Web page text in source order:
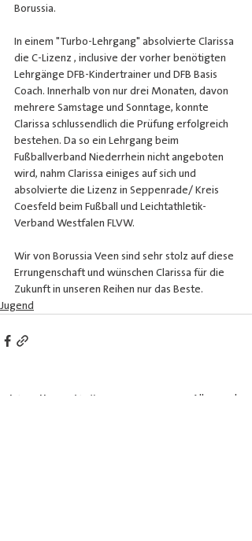
Borussia.
In einem "Turbo-Lehrgang" absolvierte Clarissa
die C-Lizenz , inclusive der vorher benötigten
Lehrgänge DFB-Kindertrainer und DFB Basis
Coach. Innerhalb von nur drei Monaten, davon
mehrere Samstage und Sonntage, konnte
Clarissa schlussendlich die Prüfung erfolgreich
bestehen. Da so ein Lehrgang beim
Fußballverband Niederrhein nicht angeboten
wird, nahm Clarissa einiges auf sich und
absolvierte die Lizenz in Seppenrade/ Kreis
Coesfeld beim Fußball und Leichtathletik-
Verband Westfalen FLVW.
Wir von Borussia Veen sind sehr stolz auf diese
Errungenschaft und wünschen Clarissa für die
Zukunft in unseren Reihen nur das Beste.
Jugend
Aktuelle Beiträge Alle ansehen